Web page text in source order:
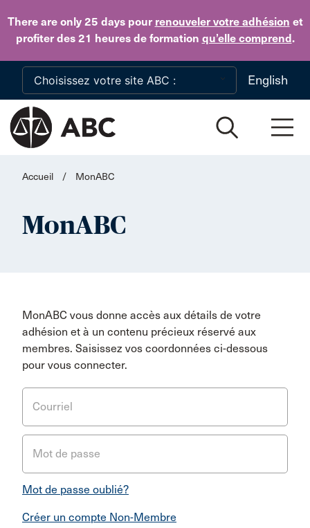
There are only 25 dayspour renouveler votre adhésion et
profiter des 21 heures de formation qu’elle comprend.
Skip to main content
English
Accueil / MonABC
MonABC
MonABC vous donne accès aux détails de votre
adhésion et à un contenu précieux réservé aux
membres. Saisissez vos coordonnées ci-dessous
pour vous connecter.
Courriel
Mot de passe
Mot de passe oublié?
Créer un compte Non-Membre